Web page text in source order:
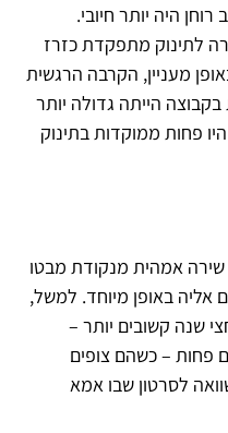
היה יותר חיובי.
לתינוק מתפקדת כזרז
מעניין, הקרבה הרגשית
הייתה גדולה יותר
פחות ממוקדות בתינוק
אמהית מנקודת מבטו
אליה באופן מיוחד. למשל,
שנה קשובים יותר –
פחות – כשהם צופים
לסרטון שבו אמא